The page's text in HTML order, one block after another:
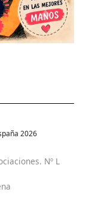
2026
Nº L